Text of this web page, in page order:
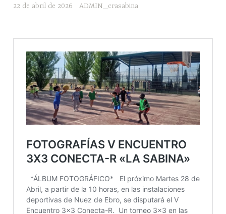
22 de abril de 2026 ADMIN_crasabina